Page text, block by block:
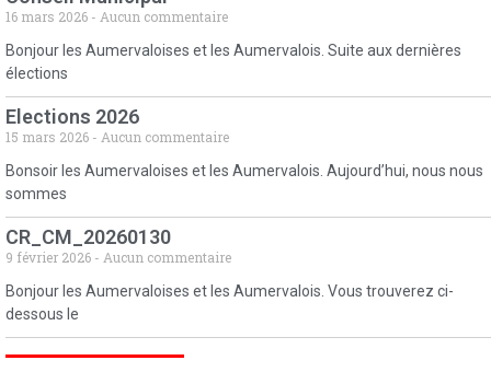
16 mars 2026
Aucun commentaire
Bonjour les Aumervaloises et les Aumervalois. Suite aux dernières
élections
Elections 2026
15 mars 2026
Aucun commentaire
Bonsoir les Aumervaloises et les Aumervalois. Aujourd’hui, nous nous
sommes
CR_CM_20260130
9 février 2026
Aucun commentaire
Bonjour les Aumervaloises et les Aumervalois. Vous trouverez ci-
dessous le